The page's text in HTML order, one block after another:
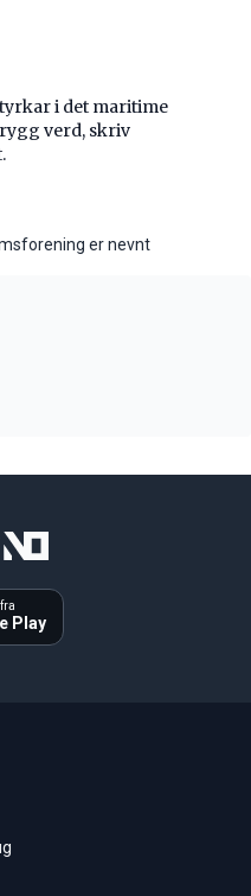
i det maritime
verd, skriv
er nevnt
Play